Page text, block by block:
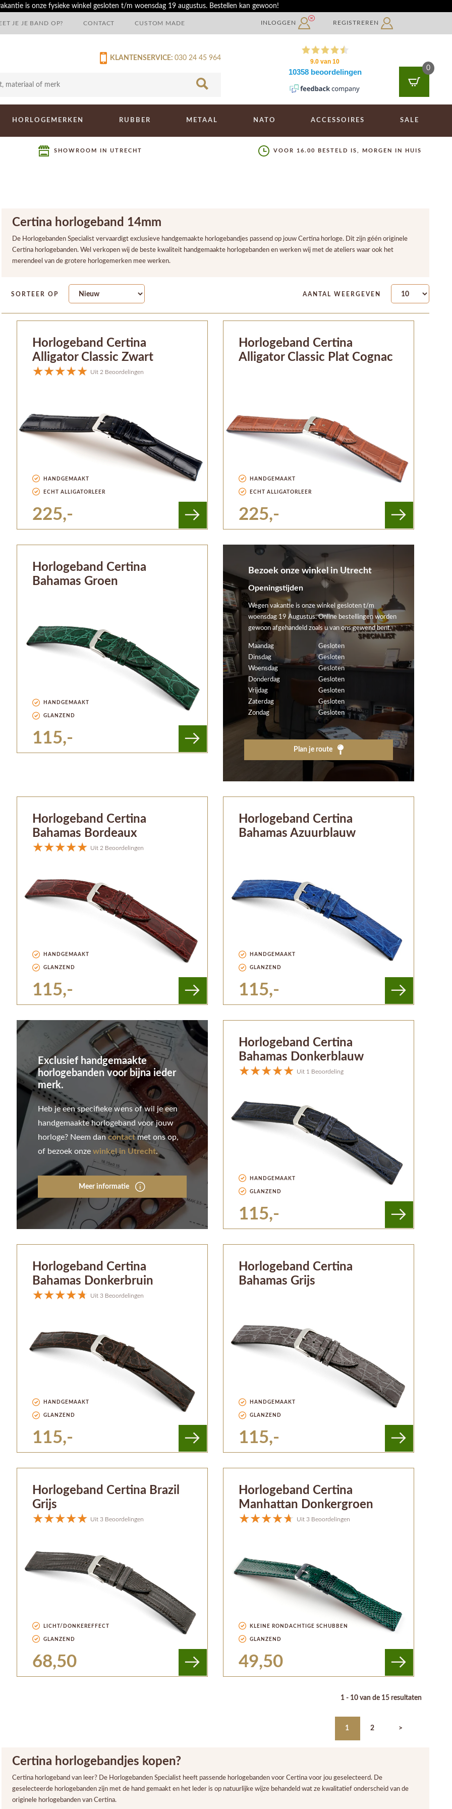
is onze fysieke winkel gesloten t/m woensdag 19 augustus. Bestellen kan gewoon!
JE JE BAND OP? CONTACT CUSTOM MADE INLOGGEN REGISTREREN
030 24 45 964
KLANTENSERVICE:
0
HORLOGEMERKEN RUBBER METAAL NATO ACCESSOIRES SALE
SHOWROOM IN UTRECHT VOOR 16.00 BESTELD IS, MORGEN IN HUIS
Certina horlogeband 14mm
De Horlogebanden Specialist vervaardigt exclusieve handgemaakte horlogebandjes passend op jouw Certina horloge. Dit zijn géén originele
Certina horlogebanden. Wel verkopen wij de beste kwaliteit handgemaakte horlogebanden en werken wij met de ateliers waar ook het
merendeel van de grotere horlogemerken mee werken.
SORTEER OP AANTAL WEERGEVEN
Horlogeband Certina
Alligator Classic Zwart
Uit 2 Beoordelingen
HANDGEMAAKT
ECHT ALLIGATORLEER
225,-
Horlogeband Certina
Alligator Classic Plat Cognac
HANDGEMAAKT
ECHT ALLIGATORLEER
225,-
Horlogeband Certina
Bahamas Groen
HANDGEMAAKT
GLANZEND
115,-
Bezoek onze winkel in Utrecht
Openingstijden
Wegen vakantie is onze winkel gesloten t/m
woensdag 19 Augustus. Online bestellingen worden
gewoon afgehandeld zoals u van ons gewend bent.
Maandag
Gesloten
Dinsdag
Gesloten
Woensdag
Gesloten
Donderdag
Gesloten
Vrijdag
Gesloten
Zaterdag
Gesloten
Zondag
Gesloten
Plan je route
Horlogeband Certina
Bahamas Bordeaux
Uit 2 Beoordelingen
HANDGEMAAKT
GLANZEND
115,-
Horlogeband Certina
Bahamas Azuurblauw
HANDGEMAAKT
GLANZEND
115,-
Exclusief handgemaakte
horlogebanden voor bijna ieder
merk.
Heb je een specifieke wens of wil je een
handgemaakte horlogeband voor jouw
horloge? Neem dancontactmet ons op,
of bezoek onzewinkel in Utrecht.
Meer informatie
Horlogeband Certina
Bahamas Donkerblauw
Uit 1 Beoordeling
HANDGEMAAKT
GLANZEND
115,-
Horlogeband Certina
Bahamas Donkerbruin
Uit 3 Beoordelingen
HANDGEMAAKT
GLANZEND
115,-
Horlogeband Certina
Bahamas Grijs
HANDGEMAAKT
GLANZEND
115,-
Horlogeband Certina Brazil
Grijs
Uit 3 Beoordelingen
LICHT/DONKEREFFECT
GLANZEND
68,50
Horlogeband Certina
Manhattan Donkergroen
Uit 3 Beoordelingen
KLEINE RONDACHTIGE SCHUBBEN
GLANZEND
49,50
1 - 10 van de 15 resultaten
1 2 >
Certina horlogebandjes kopen?
Certina horlogeband van leer? De Horlogebanden Specialist heeft passende horlogebanden voor Certina voor jou geselecteerd. De
geselecteerde horlogebanden zijn met de hand gemaakt en het leder is op natuurlijke wijze behandeld wat ze kwalitatief onderscheid van de
originele horlogebanden van Certina.